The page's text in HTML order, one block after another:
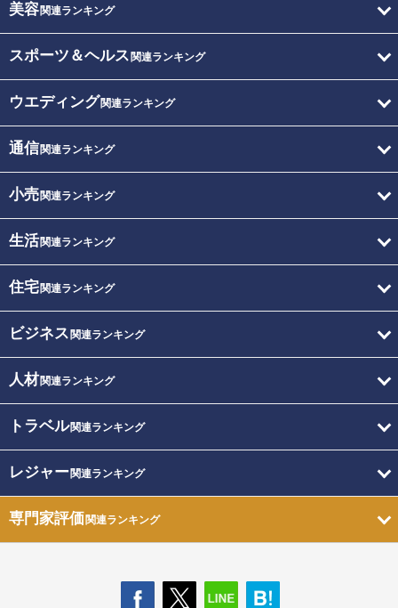
美容関連ランキング
スポーツ＆ヘルス 関連ランキング
ウエディング関連ランキング
通信関連ランキング
小売関連ランキング
生活関連ランキング
住宅関連ランキング
ビジネス 関連ランキング
人材関連ランキング
トラベル関連ランキング
レジャー関連ランキング
専門家評価関連ランキング